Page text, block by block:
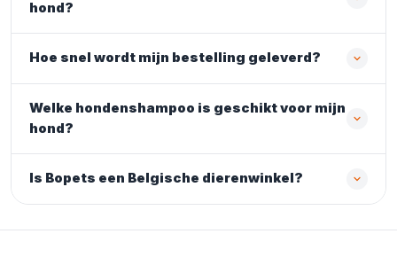
hond?
Hoe snel wordt mijn bestelling geleverd?
Welke hondenshampoo is geschikt voor mijn
hond?
Is Bopets een Belgische dierenwinkel?